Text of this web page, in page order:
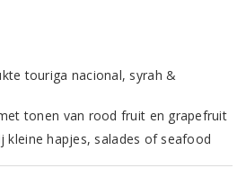
touriga nacional, syrah &
tonen van rood fruit en grapefruit
kleine hapjes, salades of seafood